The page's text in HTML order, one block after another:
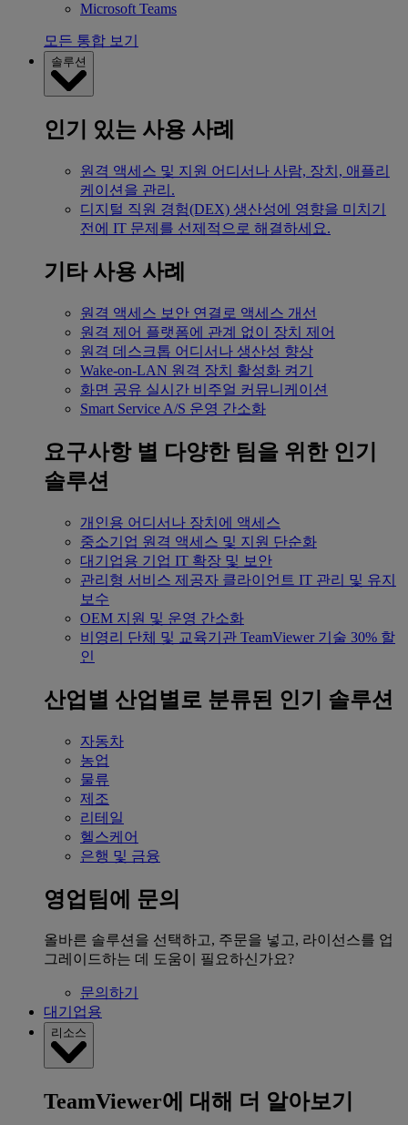
Microsoft Teams
모든 통합 보기
솔루션
인기 있는 사용 사례
원격 액세스 및 지원 어디서나 사람, 장치, 애플리
케이션을 관리.
디지털 직원 경험(DEX) 생산성에 영향을 미치기
전에 IT 문제를 선제적으로 해결하세요.
기타 사용 사례
원격 액세스 보안 연결로 액세스 개선
원격 제어 플랫폼에 관계 없이 장치 제어
원격 데스크톱 어디서나 생산성 향상
Wake-on-LAN 원격 장치 활성화 켜기
화면 공유 실시간 비주얼 커뮤니케이션
Smart Service A/S 운영 간소화
요구사항 별 다양한 팀을 위한 인기
솔루션
개인용 어디서나 장치에 액세스
중소기업 원격 액세스 및 지원 단순화
대기업용 기업 IT 확장 및 보안
관리형 서비스 제공자 클라이언트 IT 관리 및 유지
보수
OEM 지원 및 운영 간소화
비영리 단체 및 교육기관 TeamViewer 기술 30% 할
인
산업별 산업별로 분류된 인기 솔루션
자동차
농업
물류
제조
리테일
헬스케어
은행 및 금융
영업팀에 문의
올바른 솔루션을 선택하고, 주문을 넣고, 라이선스를 업
그레이드하는 데 도움이 필요하신가요?
문의하기
대기업용
리소스
TeamViewer에 대해 더 알아보기